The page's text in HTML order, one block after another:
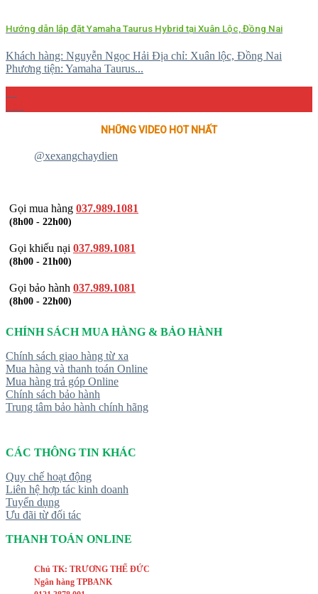
Hướng dẫn lắp đặt Yamaha Taurus Hybrid tại Xuân Lộc, Đồng Nai
Khách hàng: Nguyễn Ngọc Hải Địa chỉ: Xuân lộc, Đồng Nai
Phương tiện: Yamaha Taurus...
NHỮNG VIDEO HOT NHẤT
@xexangchaydien
Gọi mua hàng 037.989.1081
(8h00 - 22h00)
Gọi khiếu nại 037.989.1081
(8h00 - 21h00)
Gọi bảo hành 037.989.1081
(8h00 - 22h00)
CHÍNH SÁCH MUA HÀNG & BẢO HÀNH
Chính sách giao hàng từ xa
Mua hàng và thanh toán Online
Mua hàng trả góp Online
Chính sách bảo hành
Trung tâm bảo hành chính hãng
CÁC THÔNG TIN KHÁC
Quy chế hoạt động
Liên hệ hợp tác kinh doanh
Tuyển dụng
Ưu đãi từ đối tác
THANH TOÁN ONLINE
Chủ TK: TRƯƠNG THẾ ĐỨC
Ngân hàng TPBANK